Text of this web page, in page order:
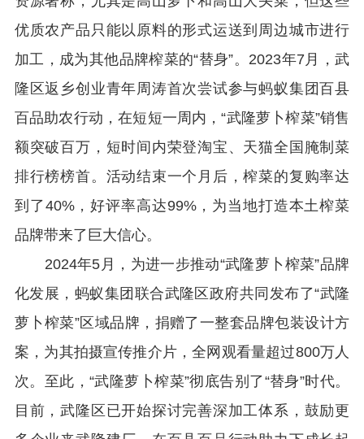
优质农产品只能以原料的形式运送到周边城市进行
加工，成为其他品牌榨菜的“替身”。 2023年7 月，武
隆区返乡创业青年周涛首次尝试参与蚂蚁集团百县
百品助农行动，在短短一周内，“武隆萝卜榨菜”销售
额突破百万，短时间内荣登淘宝、天猫全国腌制菜
排行榜榜首。活动结束一个月后，榨菜的复购率达
到了40%，好评率高达99%，为当地打造本土榨菜
品牌带来了巨大信心。
2024年5 月，为进一步推动“武隆萝卜榨菜”品牌
化发展，蚂蚁集团联合武隆区政府共同发布了“武隆
萝卜榨菜”区域品牌，捐赠了一整套品牌包装设计方
案，为其拍摄宣传推介片，全网观看量超过800万人
次。至此，“武隆萝卜榨菜”彻底告别了“替身”时代。
目前，武隆区已开始探讨完善深加工体系，鼓励更